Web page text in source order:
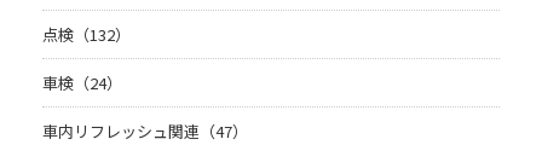
点検（132）
車検（24）
車内リフレッシュ関連（47）